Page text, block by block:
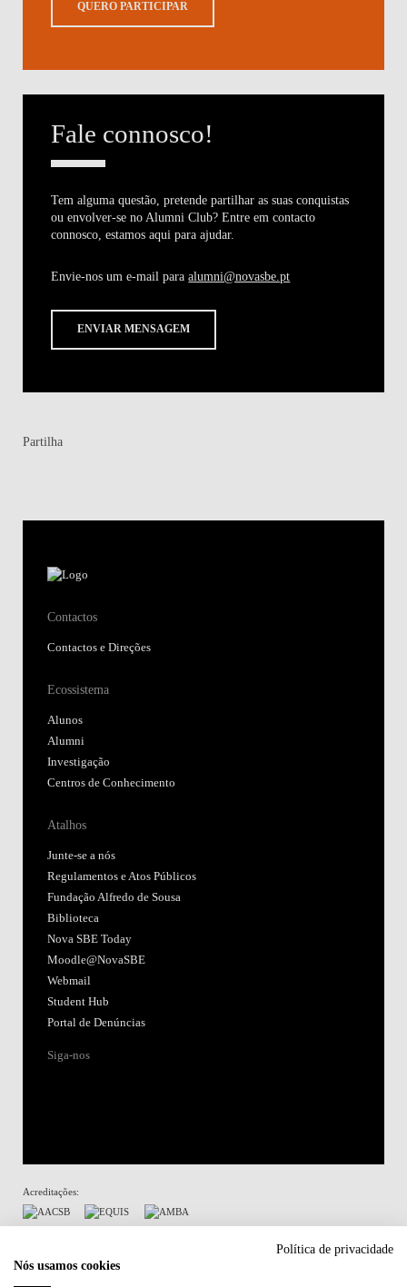
QUERO PARTICIPAR
Fale connosco!
Tem alguma questão, pretende partilhar as suas conquistas
ou envolver-se no Alumni Club? Entre em contacto
connosco, estamos aqui para ajudar.
Envie-nos um e-mail paraalumni@novasbe.pt
ENVIAR MENSAGEM
Partilha
Contactos
Contactos e Direções
Ecossistema
Alunos
Alumni
Investigação
Centros de Conhecimento
Atalhos
Junte-se a nós
Regulamentos e Atos Públicos
Fundação Alfredo de Sousa
Biblioteca
Nova SBE Today
Moodle@NovaSBE
Webmail
Student Hub
Portal de Denúncias
Siga-nos
Acreditações:
Política de privacidade
Nós usamos cookies